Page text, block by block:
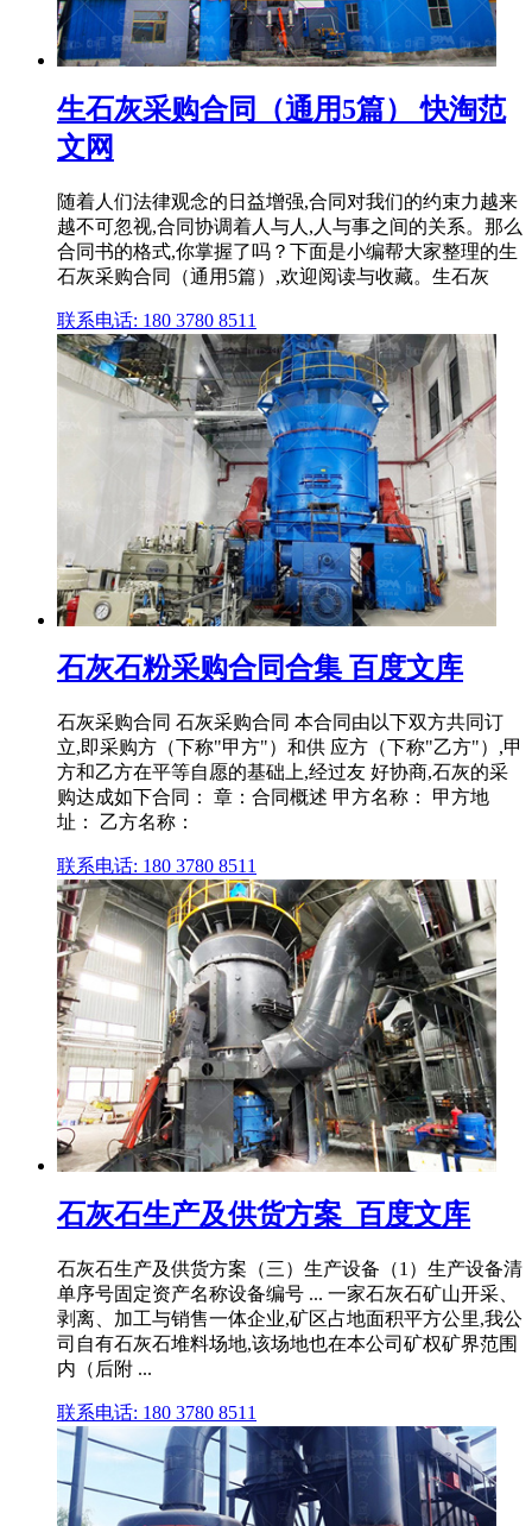
生石灰采购合同（通用5篇） 快淘范
文网
随着人们法律观念的日益增强,合同对我们的约束力越来
越不可忽视,合同协调着人与人,人与事之间的关系。那么
合同书的格式,你掌握了吗？下面是小编帮大家整理的生
石灰采购合同（通用5篇）,欢迎阅读与收藏。生石灰
联系电话: 180 3780 8511
石灰石粉采购合同合集 百度文库
石灰采购合同 石灰采购合同 本合同由以下双方共同订
立,即采购方（下称"甲方"）和供 应方（下称"乙方"）,甲
方和乙方在平等自愿的基础上,经过友 好协商,石灰的采
购达成如下合同： 章：合同概述 甲方名称： 甲方地
址： 乙方名称：
联系电话: 180 3780 8511
石灰石生产及供货方案_百度文库
石灰石生产及供货方案（三）生产设备（1）生产设备清
单序号固定资产名称设备编号 ... 一家石灰石矿山开采、
剥离、加工与销售一体企业,矿区占地面积平方公里,我公
司自有石灰石堆料场地,该场地也在本公司矿权矿界范围
内（后附 ...
联系电话: 180 3780 8511